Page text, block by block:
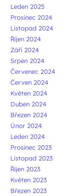
Leden 2025
Prosinec 2024
Listopad 2024
Říjen 2024
Září 2024
Srpen 2024
Červenec 2024
Červen 2024
Květen 2024
Duben 2024
Březen 2024
Únor 2024
Leden 2024
Prosinec 2023
Listopad 2023
Říjen 2023
Květen 2023
Březen 2023